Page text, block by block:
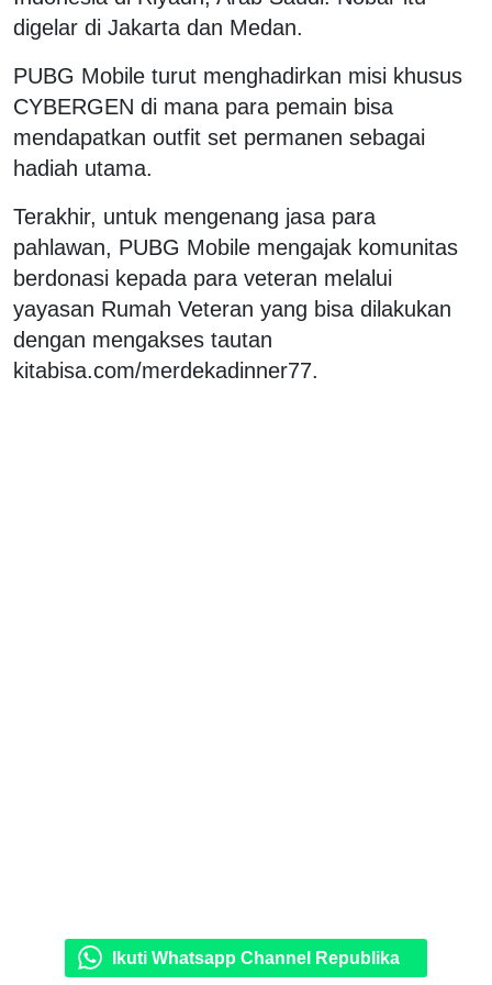
digelar di Jakarta dan Medan.
PUBG Mobile turut menghadirkan misi khusus
CYBERGEN di mana para pemain bisa
mendapatkan outfit set permanen sebagai
hadiah utama.
Terakhir, untuk mengenang jasa para
pahlawan, PUBG Mobile mengajak komunitas
berdonasi kepada para veteran melalui
yayasan Rumah Veteran yang bisa dilakukan
dengan mengakses tautan
kitabisa.com/merdekadinner77.
Ikuti Whatsapp Channel Republika